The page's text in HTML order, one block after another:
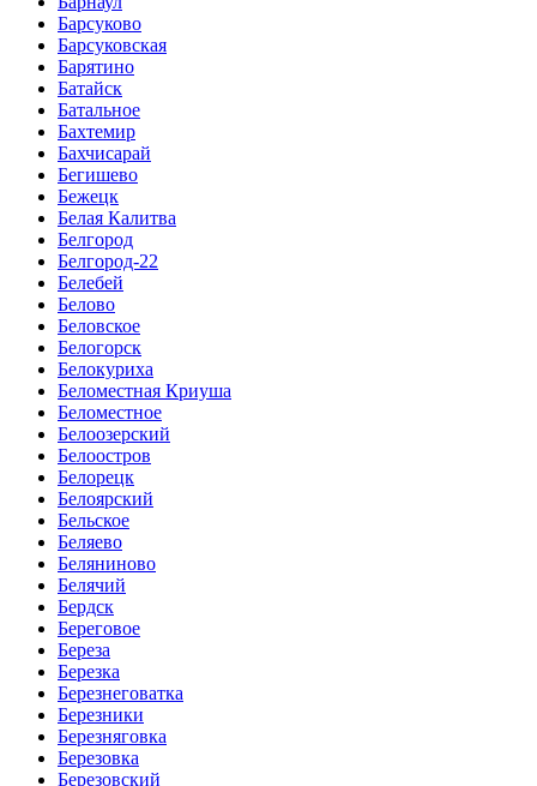
Барсуково
Барсуковская
Барятино
Батайск
Батальное
Бахтемир
Бахчисарай
Бегишево
Бежецк
Белая Калитва
Белгород
Белгород-22
Белебей
Белово
Беловское
Белогорск
Белокуриха
Беломестная Криуша
Беломестное
Белоозерский
Белоостров
Белорецк
Белоярский
Бельское
Беляево
Беляниново
Белячий
Бердск
Береговое
Береза
Березка
Березнеговатка
Березники
Березняговка
Березовка
Березовский